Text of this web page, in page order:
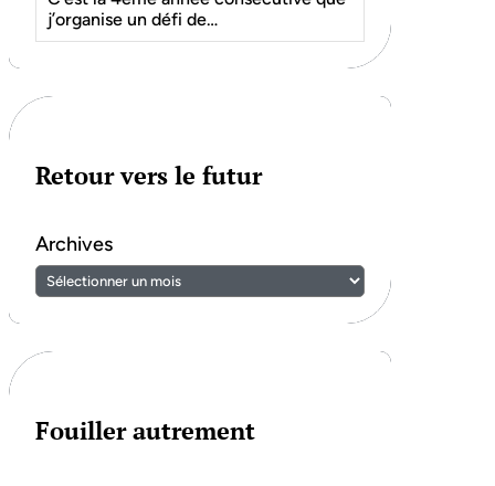
j’organise un défi de…
Retour vers le futur
Archives
Fouiller autrement